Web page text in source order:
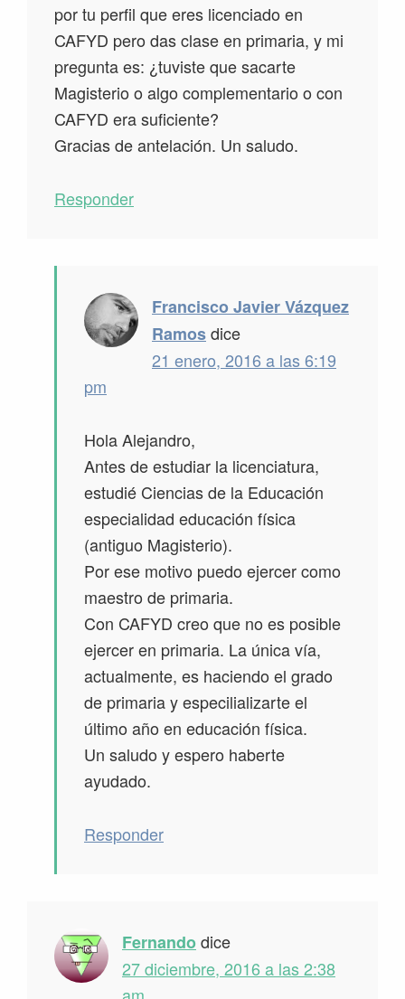
por tu perfil que eres licenciado en
CAFYD pero das clase en primaria, y mi
pregunta es: ¿tuviste que sacarte
Magisterio o algo complementario o con
CAFYD era suficiente?
Gracias de antelación. Un saludo.
Responder
Francisco Javier Vázquez
Ramosdice
21 enero, 2016 a las 6:19
pm
Hola Alejandro,
Antes de estudiar la licenciatura,
estudié Ciencias de la Educación
especialidad educación física
(antiguo Magisterio).
Por ese motivo puedo ejercer como
maestro de primaria.
Con CAFYD creo que no es posible
ejercer en primaria. La única vía,
actualmente, es haciendo el grado
de primaria y especilializarte el
último año en educación física.
Un saludo y espero haberte
ayudado.
Responder
Fernandodice
27 diciembre, 2016 a las 2:38
am